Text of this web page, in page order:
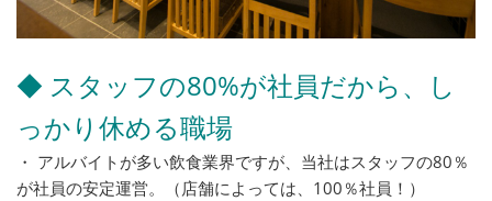
◆ スタッフの80%が社員だから、し
っかり休める職場
・ アルバイトが多い飲食業界ですが、当社はスタッフの80％
が社員の安定運営。（店舗によっては、100％社員！）